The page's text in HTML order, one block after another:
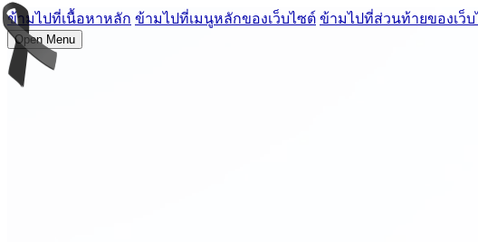
ข้ามไปที่เนื้อหาหลัก ข้ามไปที่เมนูหลักของเว็บไซต์ ข้ามไปที่ส่วนท้ายของเว็
Open Menu